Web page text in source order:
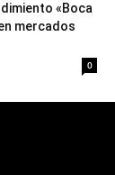
«Boca
mercados
0